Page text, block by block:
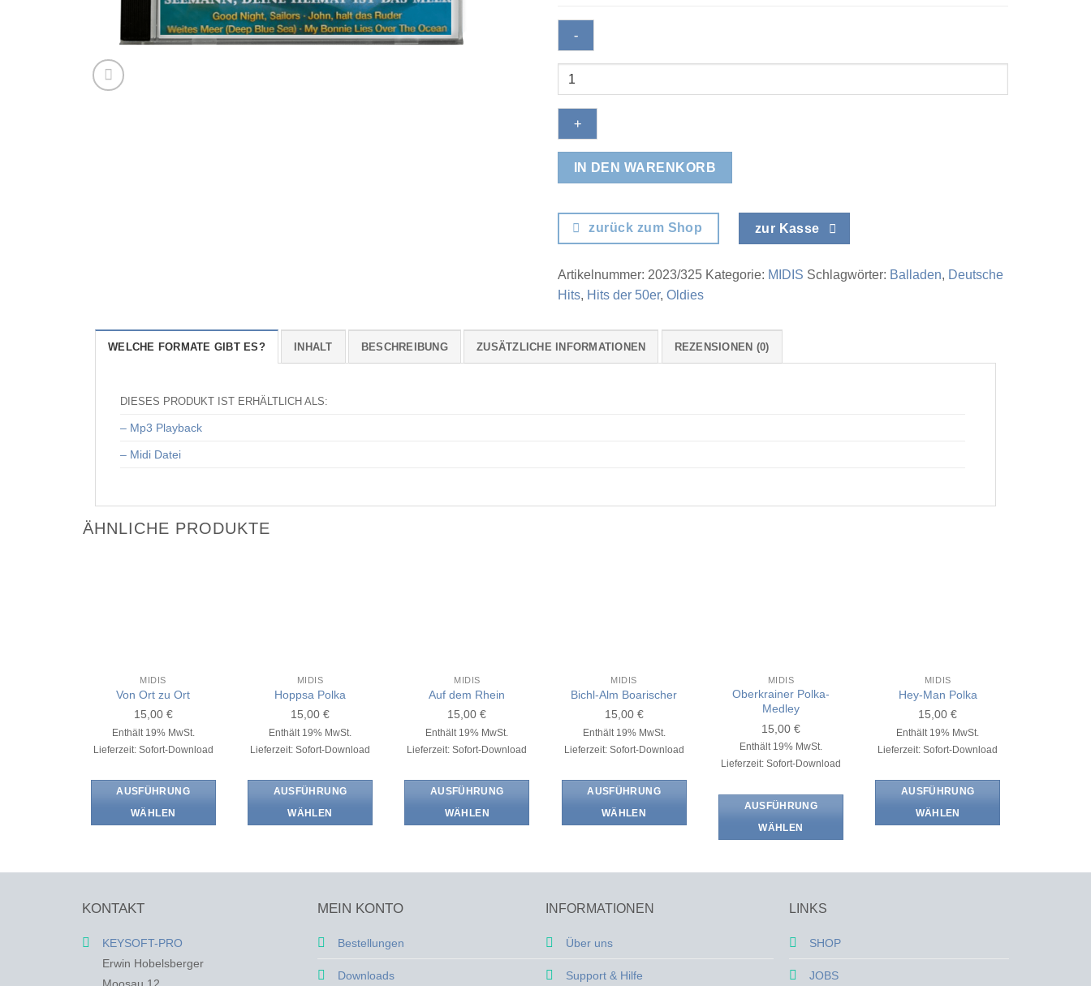
Seemann
IN DEN WARENKORB
zurück zum Shop zur Kasse
Artikelnummer: 2023/325 Kategorie: MIDIS Schlagwörter: Balladen, Deutsche
Hits, Hits der 50er, Oldies
WELCHE FORMATE GIBT ES? INHALT BESCHREIBUNG ZUSÄTZLICHE INFORMATIONEN REZENSIONEN (0)
DIESES PRODUKT IST ERHÄLTLICH ALS:
– Mp3 Playback
– Midi Datei
ÄHNLICHE PRODUKTE
MIDIS
Von Ort zu Ort
15,00 €
Enthält 19% MwSt.
Lieferzeit: Sofort-Download
AUSFÜHRUNG
WÄHLEN
weist
Die
Optionen
können
MIDIS
Hoppsa Polka
15,00 €
Enthält 19% MwSt.
Lieferzeit: Sofort-Download
AUSFÜHRUNG
WÄHLEN
weist
Varianten
Die
können
MIDIS
Auf dem Rhein
15,00€
Enthält 19% MwSt.
Lieferzeit: Sofort-Download
AUSFÜHRUNG
WÄHLEN
weist
MIDIS
Bichl-Alm Boarischer
15,00 €
Enthält 19% MwSt.
Lieferzeit: Sofort-Download
AUSFÜHRUNG
WÄHLEN
weist
Varianten
können
MIDIS
Oberkrainer Polka-
Medley
15,00 €
Enthält 19% MwSt.
Lieferzeit: Sofort-Download
AUSFÜHRUNG
WÄHLEN
mehrere
auf.
Die
Optionen
MIDIS
Hey-Man Polka
15,00€
Enthält 19% MwSt.
Lieferzeit: Sofort-Download
AUSFÜHRUNG
WÄHLEN
weist
KONTAKT
KEYSOFT-PRO
Erwin Hobelsberger
Moosau 12
MEIN KONTO
Bestellungen
Downloads
INFORMATIONEN
Über uns
Support & Hilfe
LINKS
SHOP
JOBS